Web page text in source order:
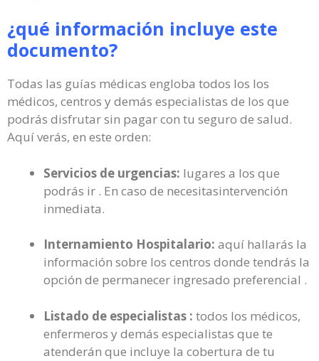
¿qué información incluye este
documento?
Todas las guías médicas engloba todos los los
médicos, centros y demás especialistas de los que
podrás disfrutar sin pagar con tu seguro de salud.
Aquí verás, en este orden:
Servicios de urgencias: lugares a los que
podrás ir . En caso de necesitasintervención
inmediata.
Internamiento Hospitalario: aquí hallarás la
información sobre los centros donde tendrás la
opción de permanecer ingresado preferencial .
Listado de especialistas : todos los médicos,
enfermeros y demás especialistas que te
atenderán que incluye la cobertura de tu